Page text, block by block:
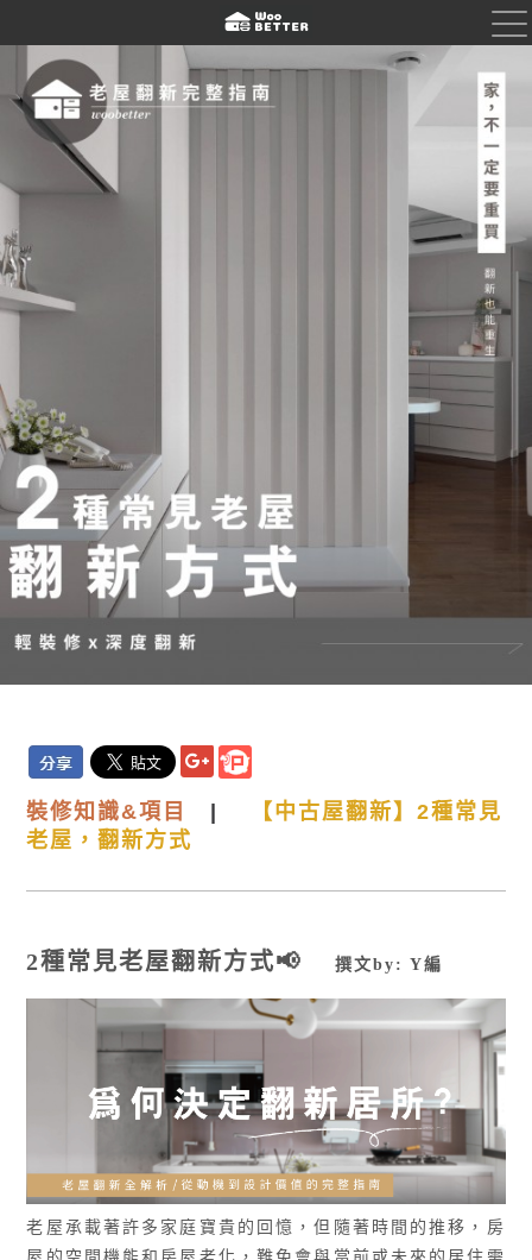
裝修知識&項目
【中古屋翻新】2種常見
老屋，翻新方式
2種常見老屋翻新方式📢撰文by: Y編
老屋承載著許多家庭寶貴的回憶，但隨著時間的推移，房